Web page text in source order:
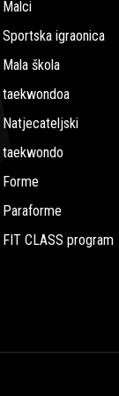
Malci
Sportska igraonica
Mala škola
taekwondoa
Natjecateljski
taekwondo
Forme
Paraforme
FIT CLASS program